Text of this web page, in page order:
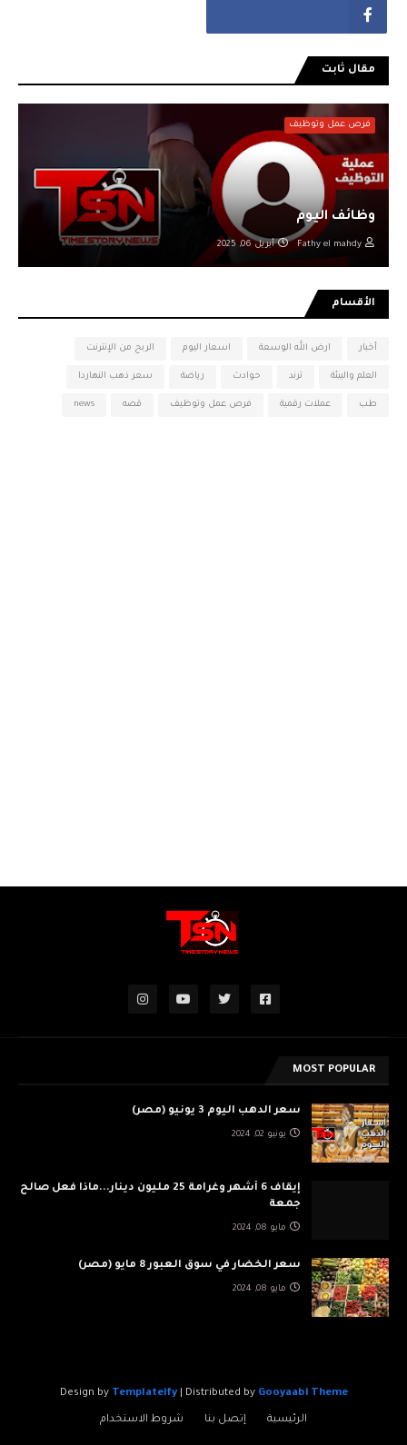
مقال ثابت
فرص عمل وتوظيف
وظائف اليوم
Fathy el mahdy أبريل 06, 2025
الأقسام
أخبار ارض الله الوسعة اسعار اليوم الربح من الإنترنت
العلم والبيئة ترند حوادث رياضة سعر ذهب النهاردا
طب عملات رقمية فرص عمل وتوظيف قصه news
MOST POPULAR
سعر الدهب اليوم 3 يونيو (مصر)
يونيو 02, 2024
إيقاف 6 أشهر وغرامة 25 مليون دينار...ماذا فعل صالح
جمعة
مايو 08, 2024
سعر الخضار في سوق العبور 8 مايو (مصر)
مايو 08, 2024
Design by Templateify| Distributed by Gooyaabi Theme
الرئيسية إتصل بنا شروط الاستخدام